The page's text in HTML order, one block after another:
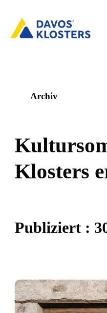
Archiv
Kulturso
Klosters e
Publiziert : 3